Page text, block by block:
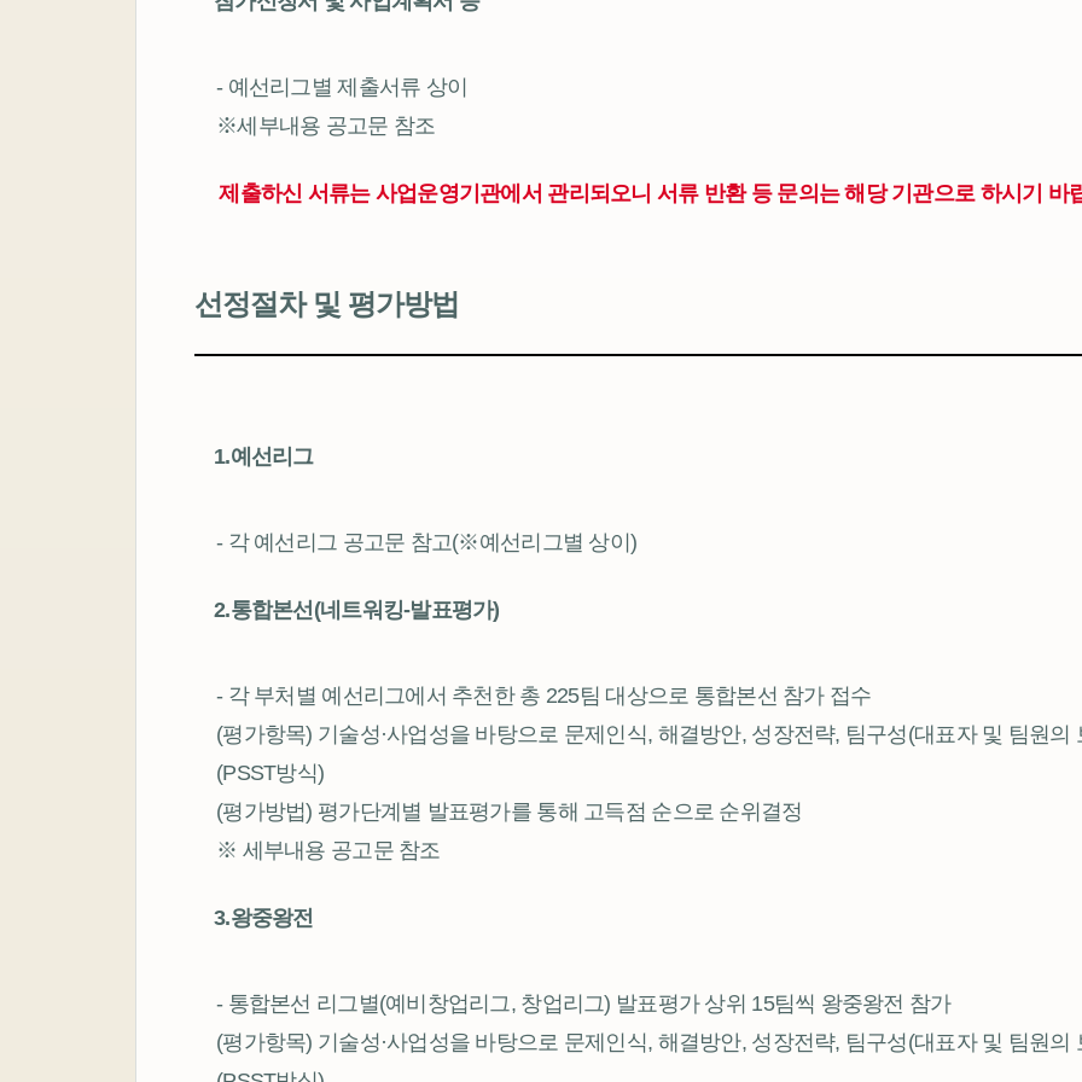
- 예선리그별 제출서류 상이
※세부내용 공고문 참조
제출하신 서류는 사업운영기관에서 관리되오니 서류 반환 등 문의는 해당 기관으로 하시기 바
선정절차 및 평가방법
1.예선리그
- 각 예선리그 공고문 참고(※예선리그별 상이)
2.통합본선(네트워킹-발표평가)
- 각 부처별 예선리그에서 추천한 총 225팀 대상으로 통합본선 참가 접수
(평가항목) 기술성·사업성을 바탕으로 문제인식, 해결방안, 성장전략, 팀구성(대표자 및 팀원
(PSST방식)
(평가방법) 평가단계별 발표평가를 통해 고득점 순으로 순위결정
※ 세부내용 공고문 참조
3.왕중왕전
- 통합본선 리그별(예비창업리그, 창업리그) 발표평가 상위 15팀씩 왕중왕전 참가
(평가항목) 기술성·사업성을 바탕으로 문제인식, 해결방안, 성장전략, 팀구성(대표자 및 팀원